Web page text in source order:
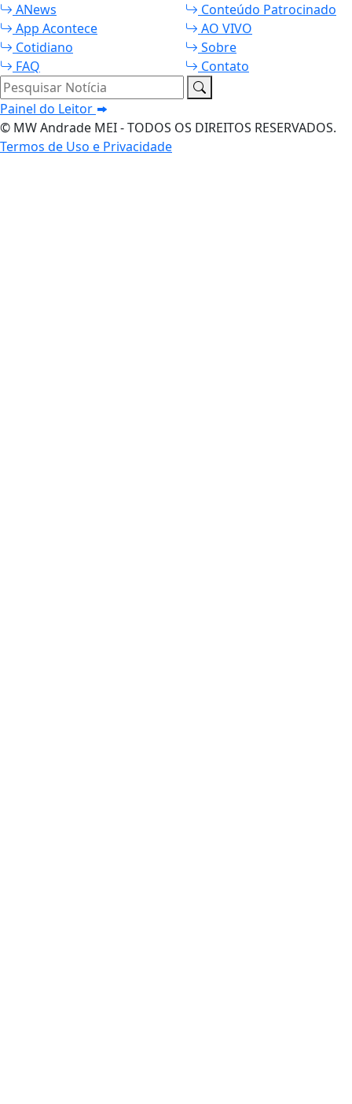
ANews
Conteúdo Patrocinado
App Acontece
AO VIVO
Cotidiano
Sobre
FAQ
Contato
Pesquisar Notícia
Painel do Leitor
© MW Andrade MEI - TODOS OS DIREITOS RESERVADOS.
Termos de Uso e Privacidade